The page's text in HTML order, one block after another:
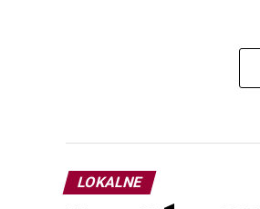
LOKALNE